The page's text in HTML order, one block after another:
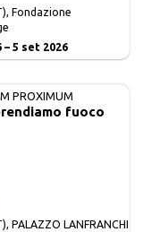
Fondazione
– 5 set 2026
PROXIMUM
fuoco
PALAZZO LANFRANCHI